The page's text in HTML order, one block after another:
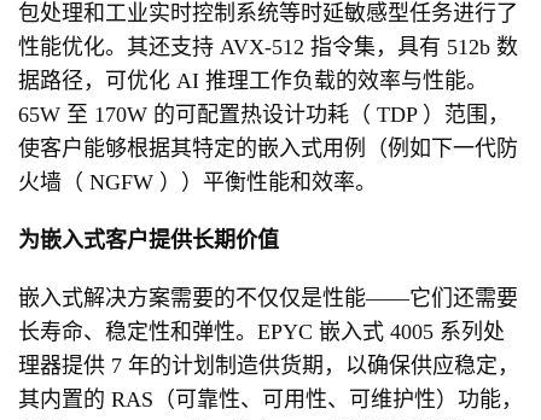
包处理和工业实时控制系统等时延敏感型任务进行了
性能优化。其还支持 AVX-512 指令集，具有 512b 数
据路径，可优化 AI 推理工作负载的效率与性能。
65W 至 170W 的可配置热设计功耗（ TDP ）范围，
使客户能够根据其特定的嵌入式用例（例如下一代防
火墙（ NGFW ））平衡性能和效率。
为嵌入式客户提供长期价值
嵌入式解决方案需要的不仅仅是性能——它们还需要
长寿命、稳定性和弹性。EPYC 嵌入式 4005 系列处
理器提供 7 年的计划制造供货期，以确保供应稳定，
其内置的 RAS（可靠性、可用性、可维护性）功能，